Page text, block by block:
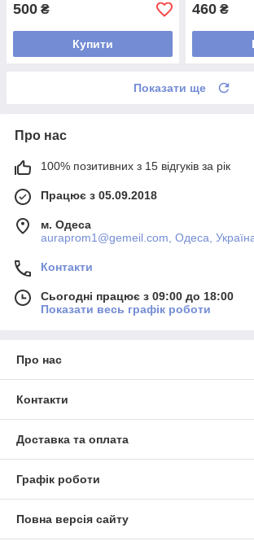
500 ₴
Купити
460 ₴
Показати ще
Про нас
100% позитивних з 15 відгуків за рік
Працює з 05.09.2018
м. Одеса
auraprom1@gemeil.com, Одеса,
Контакти
Сьогодні працює з 09:00 до 18:00
Показати весь графік роботи
Про нас
Контакти
Доставка та оплата
Графік роботи
Повна версія сайту